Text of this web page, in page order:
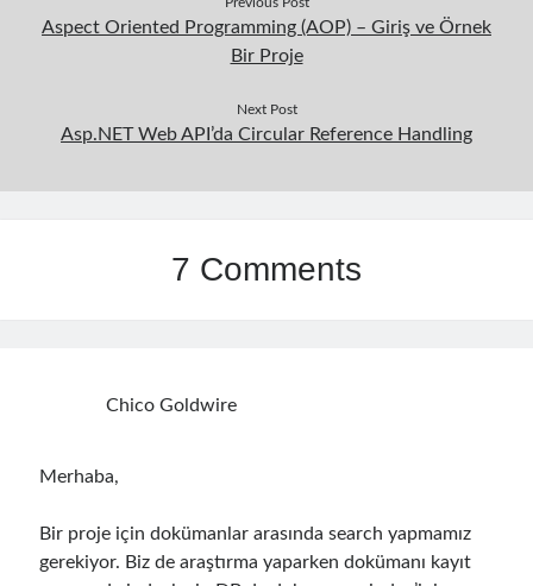
Aspect Oriented Programming (AOP) – Giriş ve Örnek
Bir Proje
Next Post
Asp.NET Web API’da Circular Reference Handling
7 Comments
Chico Goldwire
Merhaba,
Bir proje için dokümanlar arasında search yapmamız
gerekiyor. Biz de araştırma yaparken dokümanı kayıt